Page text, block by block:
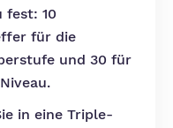
fest: 10
für die
und 30 für
in eine Triple-